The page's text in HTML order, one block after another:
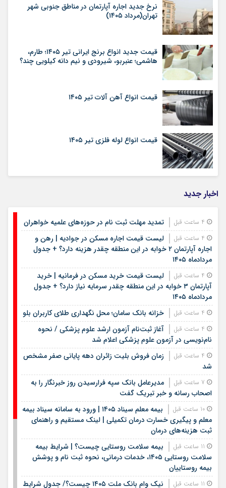
نرخ جدید اجاره آپارتمان در مناطق جنوبی شهر
تهران(مرداد ۱۴۰۵)
قیمت جدید انواع برنج ایرانی تیر ۱۴۰۵؛ طارم،
هاشمی؛ عنبربو، شیرودی و نیم دانه کیلویی چند؟
قیمت انواع آهن آلات تیر ۱۴۰۵
قیمت انواع لوله فلزی تیر ۱۴۰۵
اخبار جدید
تمدید مهلت ثبت نام در حوزه‌های علمیه خواهران
لیست قیمت اجاره مسکن در جوادیه | رهن و
اجاره آپارتمان ۲ خوابه در این منطقه چقدر هزینه دارد؟ + جدول
مردادماه ۱۴۰۵
لیست قیمت خرید مسکن در فرمانیه | خرید
آپارتمان ۳ خوابه در این منطقه چقدر سرمایه نیاز دارد؟ + جدول
مردادماه ۱۴۰۵
خزانه بانک سامان؛ محل نگهداری طلای کاربران بلو
آغاز ثبت‌نام آزمون ارشد علوم پزشکی / نحوه
نام‌نویسی در آزمون علوم پزشکی اعلام شد
زمان فروش بلیت زائران دهه پایانی صفر مشخص
شد
مدیرعامل بانک سپه فرارسیدن روز خبرنگار را به
اصحاب رسانه و خبر تبریک گفت
بیمه معلم سیناد ۱۴۰۵ | ورود به سامانه سیناد بیمه
معلم و پیگیری خسارت درمان تکمیلی | لینک مستقیم و راهنمای
ثبت هزینه‌های درمان
بیمه سلامت روستایی چیست؟ | شرایط بیمه
سلامت روستایی ۱۴۰۵، خدمات درمانی، نحوه ثبت نام و پوشش
بیمه روستاییان
نیک وام بانک ملت ۱۴۰۵ چیست؟/ جدول شرایط